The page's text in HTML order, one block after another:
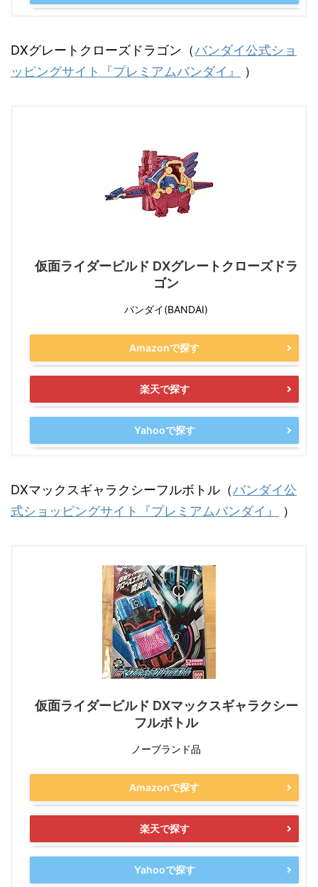
DXグレートクローズドラゴン（バンダイ公式ショ
ッピングサイト『プレミアムバンダイ』
）
仮面ライダービルド DXグレートクローズドラ
ゴン
バンダイ(BANDAI)
Amazonで探す
楽天で探す
Yahooで探す
DXマックスギャラクシーフルボトル（バンダイ公
式ショッピングサイト『プレミアムバンダイ』
）
仮面ライダービルド DXマックスギャラクシー
フルボトル
ノーブランド品
Amazonで探す
楽天で探す
Yahooで探す